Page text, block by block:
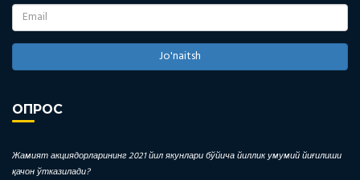
Jo'naitsh
ОПРОС
Жамият акциядорларининг 2021 йил якунлари бўйича йиллик умумий йиғилиши
қачон ўтказилади?